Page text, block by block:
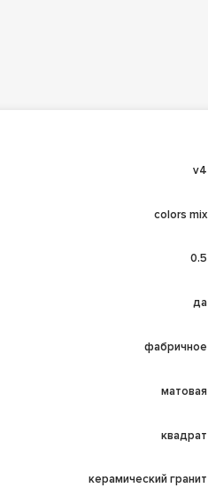
v4
colors mix
0.5
да
фабричное
матовая
квадрат
керамический гранит